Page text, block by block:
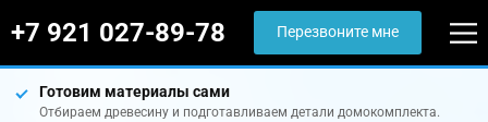
+7 921 027-89-78 Перезвоните мне
Готовим материалы сами
Отбираем древесину и подготавливаем детали домокомплекта.